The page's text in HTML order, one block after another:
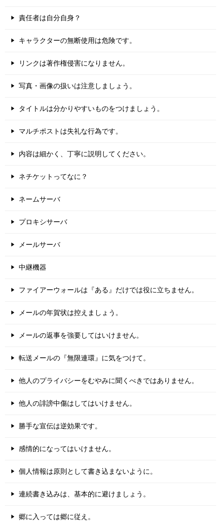
責任者は自分自身？
キャラクターの無断使用は危険です。
リンクは著作権侵害になりません。
写真・画像の扱いは注意しましょう。
タイトルは分かりやすいものをつけましょう。
マルチポストは失礼な行為です。
内容は細かく、丁寧に説明してください。
ネチケットってなに？
ネームサーバ
プロキシサーバ
メールサーバ
中継機器
ファイアーウォールは『ある』だけでは役に立ちません。
メールの年賀状は控えましょう。
メールの返事を強要してはいけません。
転送メールの『無限連環』に気をつけて。
他人のプライバシーをむやみに聞くべきではありません。
他人の誹謗中傷はしてはいけません。
勝手な宣伝は逆効果です。
感情的になってはいけません。
個人情報は原則として書き込まないように。
連続書き込みは、基本的に避けましょう。
郷に入っては郷に従え。